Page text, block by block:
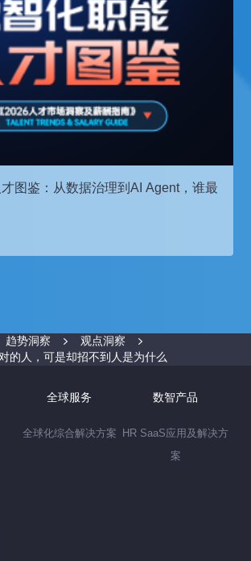
图鉴：从数据治理到AI Agent，谁最
趋势洞察
观点洞察
的人，可是却招不到人是为什么
全球服务
全球化综合解决方案
数智产品
HR SaaS应用及解决方
案